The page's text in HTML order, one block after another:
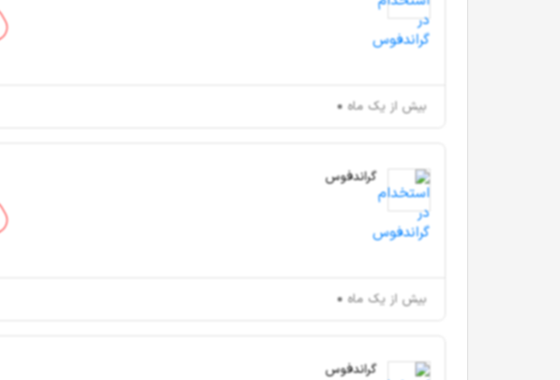
بیش از یک ماه
گراندفوس
بیش از یک ماه
گراندفوس